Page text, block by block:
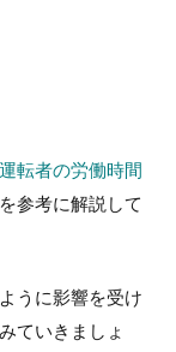
転者の労働時間
を参考に解説して
うに影響を受け
ていきましょ